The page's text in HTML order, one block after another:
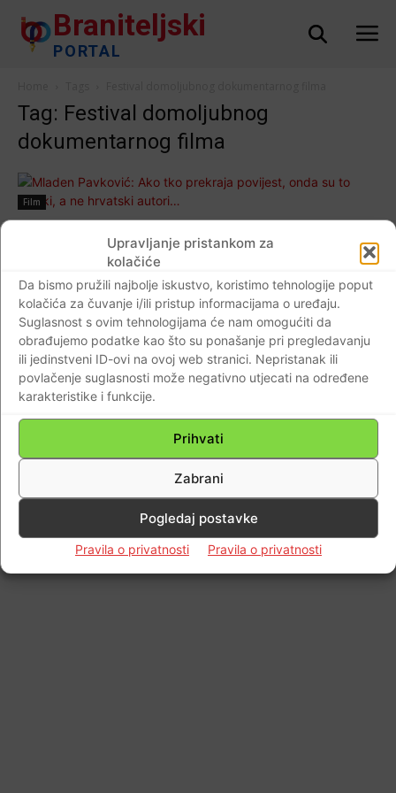
Upravljanje pristankom za
kolačiće
Da bismo pružili najbolje iskustvo, koristimo tehnologije poput
kolačića za čuvanje i/ili pristup informacijama o uređaju.
Suglasnost s ovim tehnologijama će nam omogućiti da
obrađujemo podatke kao što su ponašanje pri pregledavanju
ili jedinstveni ID-ovi na ovoj web stranici. Nepristanak ili
povlačenje suglasnosti može negativno utjecati na određene
karakteristike i funkcije.
Prihvati
Zabrani
Pogledaj postavke
Pravila o privatnosti Pravila o privatnosti
Braniteljski
PORTAL
Tag: Festival domoljubnog
dokumentarnog filma
Film
Mladen Pavković: Ako tko prekraja povijest,
onda su to srpski, a ne hrvatski autori…
Braniteljski portal 06.11.2018 0
Impressum Kontaktirajte nas Pravila o privatnosti
© Newspaper WordPress Theme by TagDiv